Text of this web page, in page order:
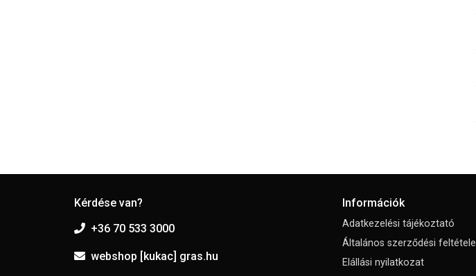
Kérdése van?
+36 70 533 3000
webshop [kukac] gras.hu
Információk
Adatkezelési tájékoztató
Általános szerződési
Elállási nyilatkozat